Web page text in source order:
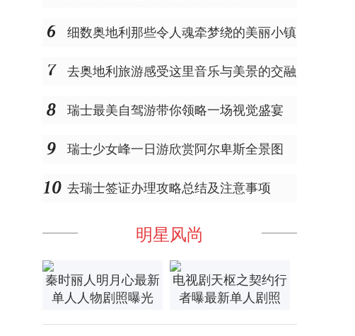
细数奥地利那些令人魂牵梦绕的美丽小镇
去奥地利旅游感受这里音乐与美景的交融
瑞士最美自驾游带你领略一场视觉盛宴
瑞士少女峰一日游欣赏阿尔卑斯全景图
去瑞士签证办理攻略总结及注意事项
明星风尚
秦时丽人明月心最新
单人人物剧照曝光
电视剧天枢之契约行
者曝最新单人剧照